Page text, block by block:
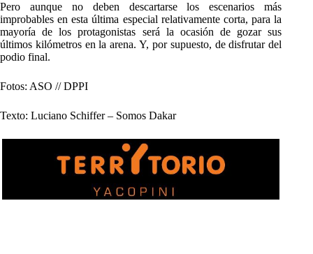
Pero aunque no deben descartarse los escenarios más
improbables en esta última especial relativamente corta, para la
mayoría de los protagonistas será la ocasión de gozar sus
últimos kilómetros en la arena. Y, por supuesto, de disfrutar del
podio final.
Fotos: ASO // DPPI
Texto: Luciano Schiffer – Somos Dakar